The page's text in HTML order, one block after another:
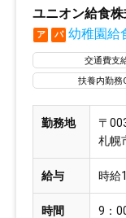
ユニオン給食
ア パ 幼稚園給
交通費支
扶養内勤務
勤務地
札幌
給与 時給
時間